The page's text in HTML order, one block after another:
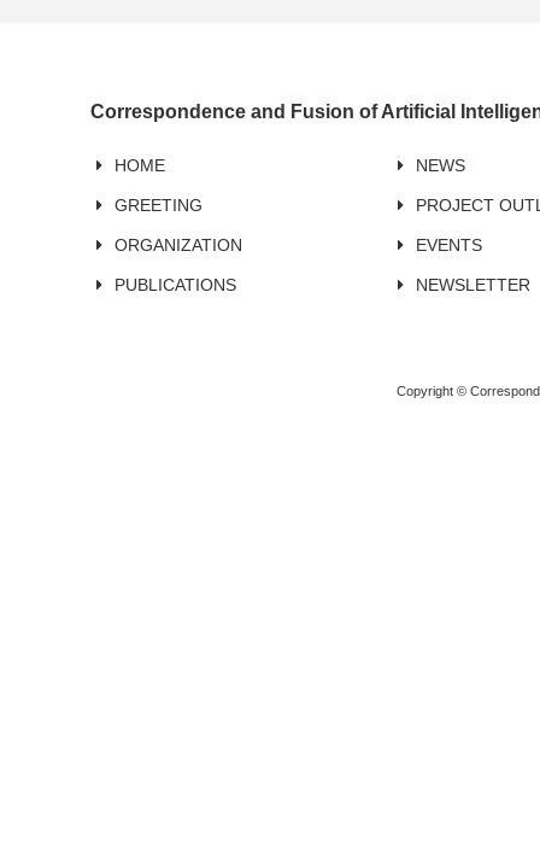
Correspondence and Fusion of Artificial
HOME NEWS
GREETING PROJECT
ORGANIZATION EVENTS
PUBLICATIONS NEWSLETTER
Copyright ©